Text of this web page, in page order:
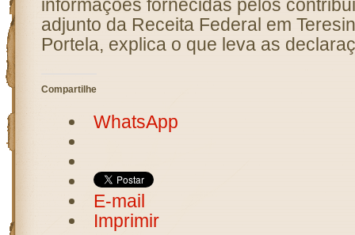
informações fornecidas pelos
adjunto da Receita Federal em
Portela, explica o que leva as
Compartilhe
WhatsApp
E-mail
Imprimir